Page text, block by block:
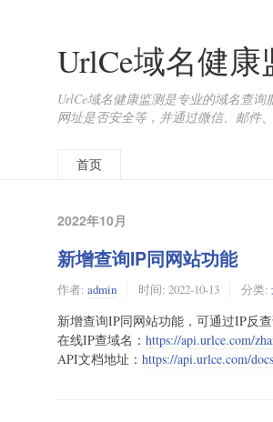
UrlCe域名健
UrlCe域名健康监测是专业的域名查
网址是否安全等，并通过微信、邮件
首页
2022年10月
新增查询IP同网站功能
作者: admin 时间: 2022-10-13 分类:
新增查询IP同网站功能，可通过IP反查
在线IP查域名： https://api.urlce.com/
API文档地址： https://api.urlce.com/